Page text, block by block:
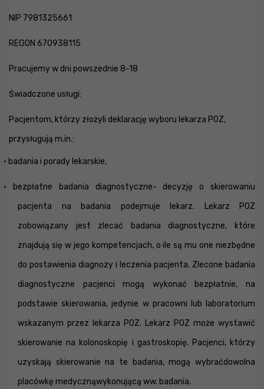
NIP 7981325661
REGON 670938115
Pracujemy w dni powszednie 8-18
Świadczone usługi:
Pacjentom, którzy złożyli deklarację wyboru lekarza POZ,
przysługują m.in.:
· badania i porady lekarskie,
· bezpłatne badania diagnostyczne- decyzję o skierowaniu
pacjenta na badania podejmuje lekarz. Lekarz POZ
zobowiązany jest zlecać badania diagnostyczne, które
znajdują się w jego kompetencjach, o ile są mu one niezbędne
do postawienia diagnozy i leczenia pacjenta. Zlecone badania
diagnostyczne pacjenci mogą wykonać bezpłatnie, na
podstawie skierowania, jedynie w pracowni lub laboratorium
wskazanym przez lekarza POZ. Lekarz POZ może wystawić
skierowanie na kolonoskopię i gastroskopię. Pacjenci, którzy
uzyskają skierowanie na te badania, mogą wybraćdowolna
placówkę medycznąwykonującą ww. badania.